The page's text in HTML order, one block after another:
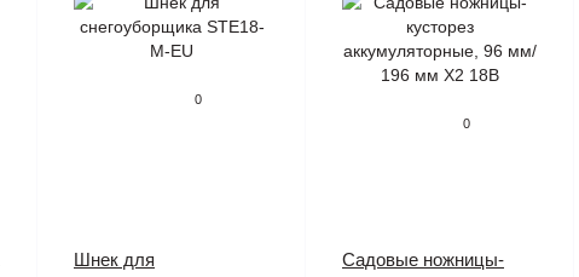
0
Шнек для
0
Садовые ножницы-